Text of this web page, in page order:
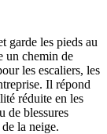
garde les pieds au
un chemin de
les escaliers, les
Il répond
réduite en les
de blessures
la neige.